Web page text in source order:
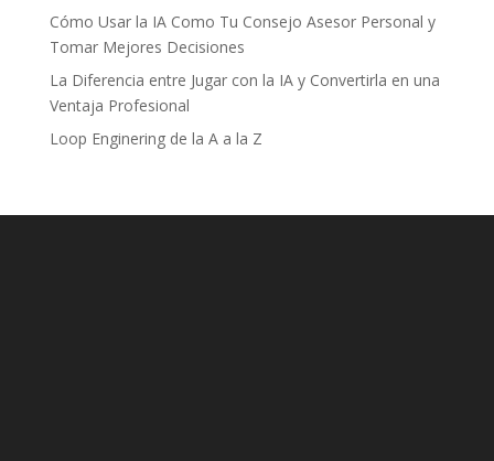
Cómo Usar la IA Como Tu Consejo Asesor Personal y
Tomar Mejores Decisiones
La Diferencia entre Jugar con la IA y Convertirla en una
Ventaja Profesional
Loop Enginering de la A a la Z